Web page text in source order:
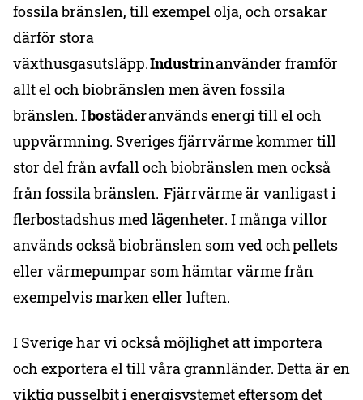
fossila bränslen, till exempel olja, och orsakar
därför stora
växthusgasutsläpp.Industrinanvänder framför
allt el och biobränslen men även fossila
bränslen. Ibostäderanvänds energi till el och
uppvärmning. Sveriges fjärrvärme kommer till
stor del från avfall och biobränslen men också
från fossila bränslen. Fjärrvärme är vanligast i
flerbostadshus med lägenheter. I många villor
används också biobränslen som ved och pellets
eller värmepumpar som hämtar värme från
exempelvis marken eller luften.
I Sverige har vi också möjlighet att importera
och exportera el till våra grannländer. Detta är en
viktig pusselbit i energisystemet eftersom det